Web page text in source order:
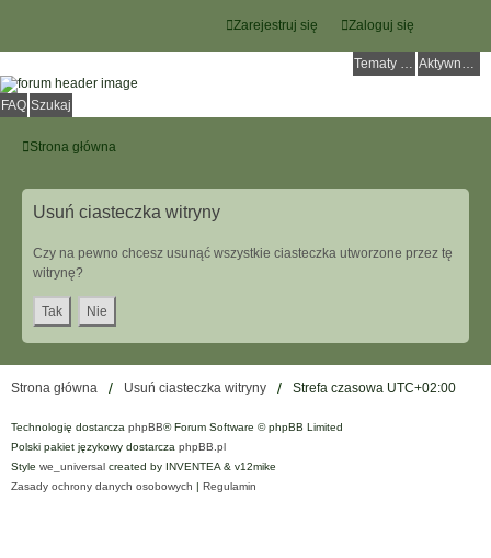
Zaloguj się
Zarejestruj się
Tematy bez odpowiedzi Aktywne tematy
FAQ Szukaj
Strona główna
Usuń ciasteczka witryny
Czy na pewno chcesz usunąć wszystkie ciasteczka utworzone przez tę
witrynę?
Strona główna Usuń ciasteczka witryny Strefa czasowa UTC+02:00
Technologię dostarcza phpBB® Forum Software © phpBB Limited
Polski pakiet językowy dostarcza phpBB.pl
Style we_universal created by INVENTEA & v12mike
Zasady ochrony danych osobowych | Regulamin